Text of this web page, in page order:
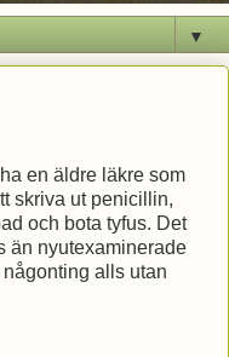
▼
en äldre läkre som
skriva ut penicillin,
och bota tyfus. Det
än nyutexaminerade
alls utan